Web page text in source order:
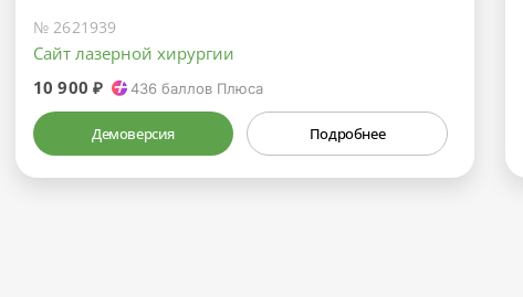
№ 2621939
Сайт лазерной хирургии
10 900 ₽
436 баллов Плюса
Демоверсия Подробнее